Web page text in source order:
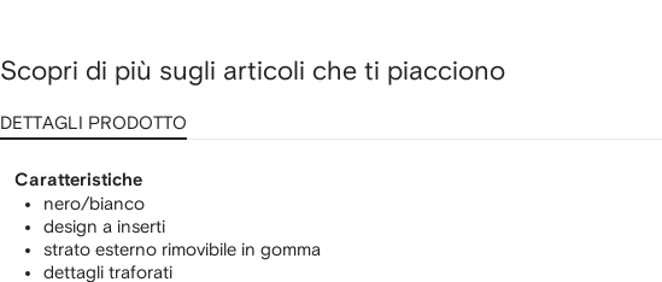
Scopri di più sugli articoli che ti piacciono
DETTAGLI PRODOTTO
Caratteristiche
nero/bianco
design a inserti
strato esterno rimovibile in gomma
dettagli traforati